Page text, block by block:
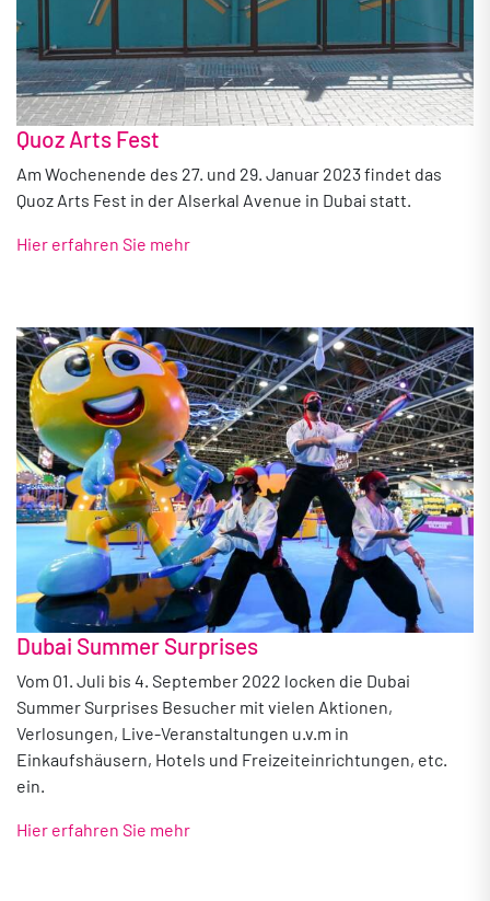
Quoz Arts Fest
Am Wochenende des 27. und 29. Januar 2023 findet das
Quoz Arts Fest in der Alserkal Avenue in Dubai statt.
Hier erfahren Sie mehr
Dubai Summer Surprises
Vom 01. Juli bis 4. September 2022 locken die Dubai
Summer Surprises Besucher mit vielen Aktionen,
Verlosungen, Live-Veranstaltungen u.v.m in
Einkaufshäusern, Hotels und Freizeiteinrichtungen, etc.
ein.
Hier erfahren Sie mehr